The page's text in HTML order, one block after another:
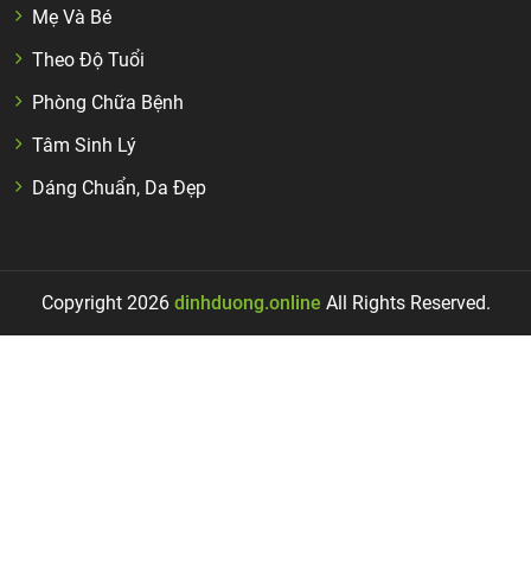
Mẹ Và Bé
Theo Độ Tuổi
Phòng Chữa Bệnh
Tâm Sinh Lý
Dáng Chuẩn, Da Đẹp
Copyright 2026 dinhduong.online All Rights Reserved.